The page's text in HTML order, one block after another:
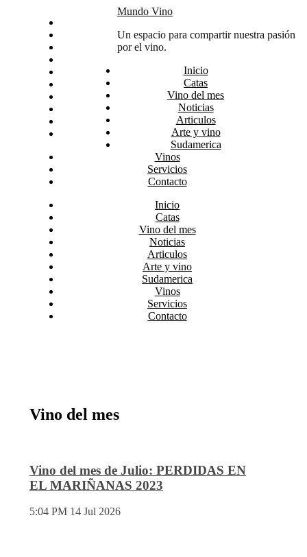
Arte y vino
Sudamerica
Mundo Vino
Un espacio para compartir nuestra pasión
por el vino.
Inicio
Catas
Vino del mes
Noticias
Articulos
Arte y vino
Sudamerica
Vinos
Servicios
Contacto
Inicio
Catas
Vino del mes
Noticias
Articulos
Arte y vino
Sudamerica
Vinos
Servicios
Contacto
Vino del mes
Vino del mes de Julio: PERDIDAS EN
EL MARIÑANAS 2023
5:04 PM 14 Jul 2026